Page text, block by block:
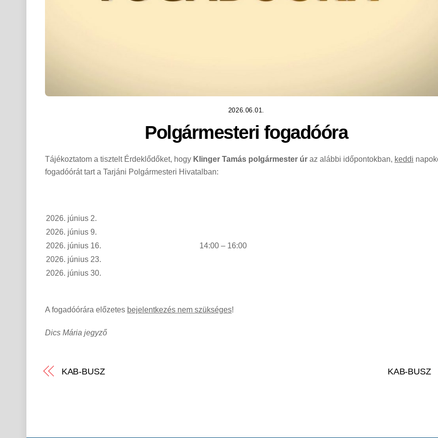
2026.06.01.
Polgármesteri fogadóóra
Tájékoztatom a tisztelt Érdeklődőket, hogy Klinger Tamás polgármester úr az alábbi időpontokban, keddi
fogadóórát tart a Tarjáni Polgármesteri Hivatalban:
2026. június 2.
14:00 – 16:00
2026. június 9.
2026. június 16.
2026. június 23.
2026. június 30.
A fogadóórára előzetes bejelentkezés nem szükséges!
Dics Mária jegyző
KAB-BUSZ KAB-BUSZ